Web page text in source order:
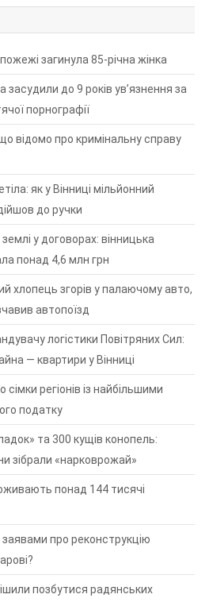
загинула 85-річна жінка
засудили до 9 років ув’язнення за
порнографії
відомо про кримінальну справу
як у Вінниці мільйонний
до ручки
у договорах: вінницька
понад 4,6 млн грн
хлопець згорів у палаючому авто,
автопоїзд
логістики Повітряних Сил:
— квартири у Вінниці
сімки регіонів із найбільшими
податку
та 300 кущів конопель:
зібрали «нарковрожай»
понад 144 тисячі
заявами про реконструкцію
позбутися радянських